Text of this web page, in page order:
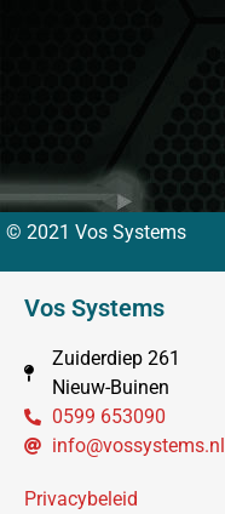
© 2021 Vos Systems
Vos Systems
Zuiderdiep 261
Nieuw-Buinen
0599 653090
info@vossystems.nl
Privacybeleid